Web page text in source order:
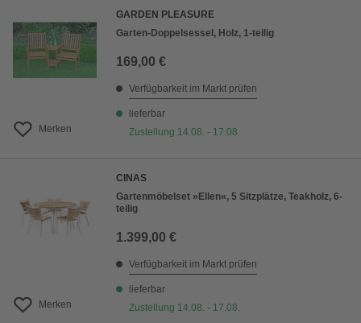
Merken
GARDEN PLEASURE
Garten-Doppelsessel, Holz, 1-teilig
169,00 €
Verfügbarkeit im Markt prüfen
lieferbar
Zustellung 14.08. - 17.08.
Merken
CINAS
Gartenmöbelset »Ellen«, 5 Sitzplätze, Teakholz, 6-
teilig
1.399,00 €
Verfügbarkeit im Markt prüfen
lieferbar
Zustellung 14.08. - 17.08.